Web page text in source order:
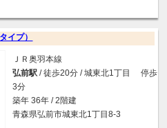
イプ）
ＪＲ奥羽本線
弘前駅 / 徒歩20分 / 城東北1丁目 停歩
3分
築年 36年 / 2階建
青森県弘前市城東北1丁目8-3